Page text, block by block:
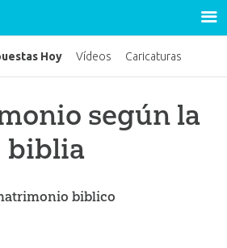
según la
biblia
biblico
Hoy Vídeos Caricaturas